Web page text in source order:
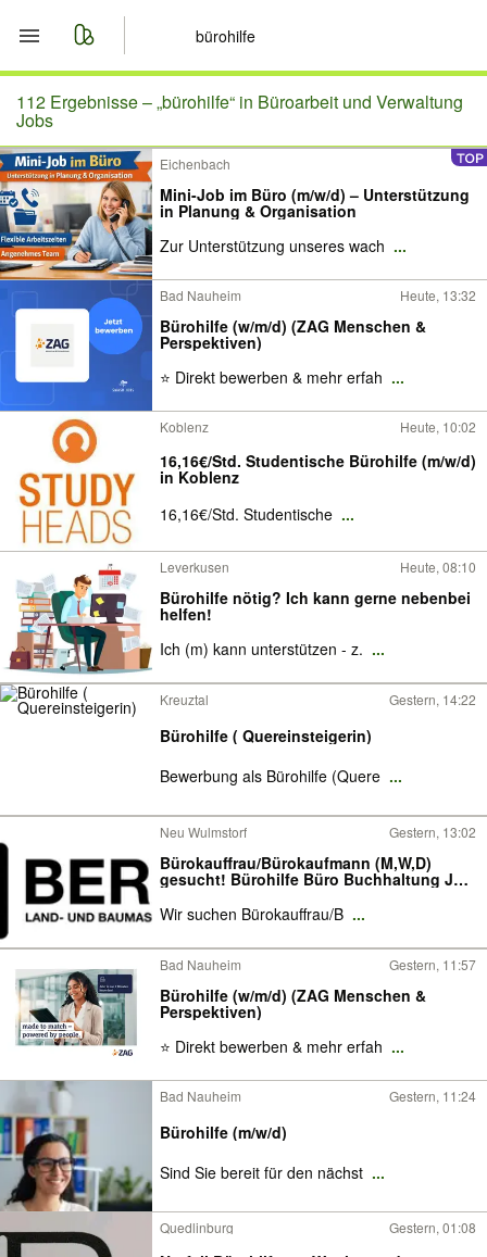
Start
Merkliste
Nachrichten
Anzeige aufgeben
112 Ergebnisse –„bürohilfe“ in Büroarbeit und Verwaltung
Jobs
Eichenbach
Mini-Job im Büro (m/w/d) – Unterstützung
in Planung & Organisation
Zur Unterstützung unseres wach ...
Bad Nauheim Heute, 13:32
Bürohilfe (w/m/d) (ZAG Menschen &
Perspektiven)
⭐ Direkt bewerben & mehr erfah ...
Koblenz Heute, 10:02
16,16€/Std. Studentische Bürohilfe (m/w/d)
in Koblenz
16,16€/Std. Studentische ...
Leverkusen Heute, 08:10
Bürohilfe nötig? Ich kann gerne nebenbei
helfen!
Ich (m) kann unterstützen - z. ...
Kreuztal Gestern, 14:22
Bürohilfe ( Quereinsteigerin)
Bewerbung als Bürohilfe (Quere ...
Neu Wulmstorf Gestern, 13:02
Bürokauffrau/Bürokaufmann (M,W,D)
gesucht! Bürohilfe Büro Buchhaltung Job
Teilzeit Vollzeit Neu Wulmstorf
Wir suchen Bürokauffrau/B ...
Bad Nauheim Gestern, 11:57
Bürohilfe (w/m/d) (ZAG Menschen &
Perspektiven)
⭐ Direkt bewerben & mehr erfah ...
Bad Nauheim Gestern, 11:24
Bürohilfe (m/w/d)
Sind Sie bereit für den nächst ...
Quedlinburg Gestern, 01:08